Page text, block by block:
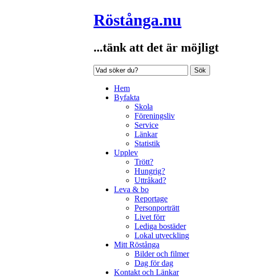
Röstånga.nu
...tänk att det är möjligt
Sök
Hem
Byfakta
Skola
Föreningsliv
Service
Länkar
Statistik
Upplev
Trött?
Hungrig?
Uttråkad?
Leva & bo
Reportage
Personporträtt
Livet förr
Lediga bostäder
Lokal utveckling
Mitt Röstånga
Bilder och filmer
Dag för dag
Kontakt och Länkar